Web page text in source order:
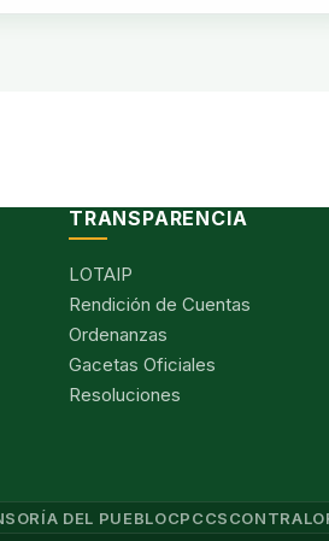
TRANSPARENCIA
LOTAIP
Rendición de Cuentas
Ordenanzas
Gacetas Oficiales
Resoluciones
DEL PUEBLOCPCCS